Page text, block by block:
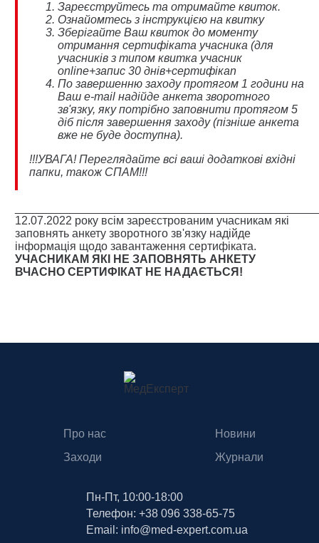
Зареєструйтесь та отримайте квиток.
Ознайомтесь з інструкцією на квитку
Зберігайте Ваш квиток до моменту
отримання сертифіката учасника (для
учасників з типом квитка учасник
online+запис 30 днів+сертифікаn
По завершенню заходу протягом 1 години на
Ваш e-mail надійде анкета зворотного
зв'язку, яку потрібно заповнити протягом 5
діб після завершення заходу (пізніше анкета
вже не буде доступна).
!!!УВАГА! Переглядайте всі ваші додаткові вхідні
папки, також СПАМ!!!
12.07.2022 року всім зареєстрованим учасникам які
заповнять анкету зворотного зв'язку надійде
інформація щодо завантаження сертифіката.
УЧАСНИКАМ ЯКІ НЕ ЗАПОВНЯТЬ АНКЕТУ
ВЧАСНО СЕРТИФІКАТ НЕ НАДАЄТЬСЯ!
Про нас
Новини
Заходи
Журнали
Пн-Пт, 10:00-18:00
Телефон: +38 096 338-65-75
Email: info@med-expert.com.ua